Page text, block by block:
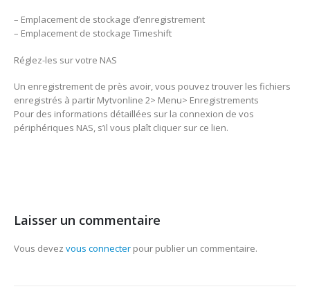
– Emplacement de stockage d’enregistrement
– Emplacement de stockage Timeshift
Réglez-les sur votre NAS
Un enregistrement de près avoir, vous pouvez trouver les fichiers
enregistrés à partir Mytvonline 2> Menu> Enregistrements
Pour des informations détaillées sur la connexion de vos
périphériques NAS, s’il vous plaît cliquer sur ce lien.
Laisser un commentaire
Vous devez vous connecter pour publier un commentaire.